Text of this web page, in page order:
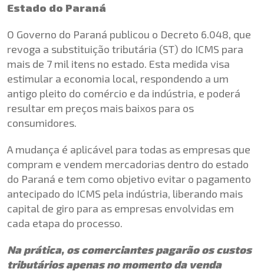
Estado do Paraná
O Governo do Paraná publicou o Decreto 6.048, que
revoga a substituição tributária (ST) do ICMS para
mais de 7 mil itens no estado. Esta medida visa
estimular a economia local, respondendo a um
antigo pleito do comércio e da indústria, e poderá
resultar em preços mais baixos para os
consumidores.
A mudança é aplicável para todas as empresas que
compram e vendem mercadorias dentro do estado
do Paraná e tem como objetivo evitar o pagamento
antecipado do ICMS pela indústria, liberando mais
capital de giro para as empresas envolvidas em
cada etapa do processo.
Na prática, os comerciantes pagarão os custos
tributários apenas no momento da venda